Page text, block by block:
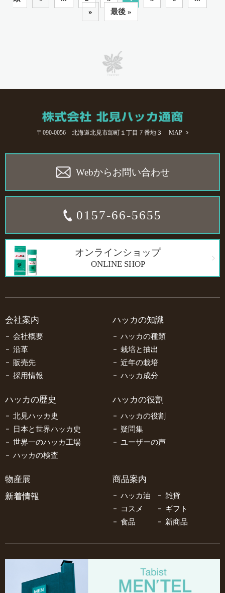
»
最後 »
〒090-0056 北海道北見市卸町１丁目７番地３ MAP
Webからお問い合わせ
0157-66-5655
オンラインショップ
ONLINE SHOP
会社案内
会社概要
沿革
販売先
採用情報
ハッカの知識
ハッカの種類
栽培と抽出
近年の栽培
ハッカ成分
ハッカの歴史
北見ハッカ史
日本と世界ハッカ史
世界一のハッカ工場
ハッカの検査
ハッカの役割
ハッカの役割
疑問集
ユーザーの声
物産展
新着情報
商品案内
ハッカ油
雑貨
コスメ
ギフト
食品
新商品